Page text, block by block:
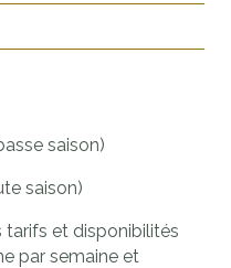
saison)
saison)
tarifs et disponibilités
par semaine et